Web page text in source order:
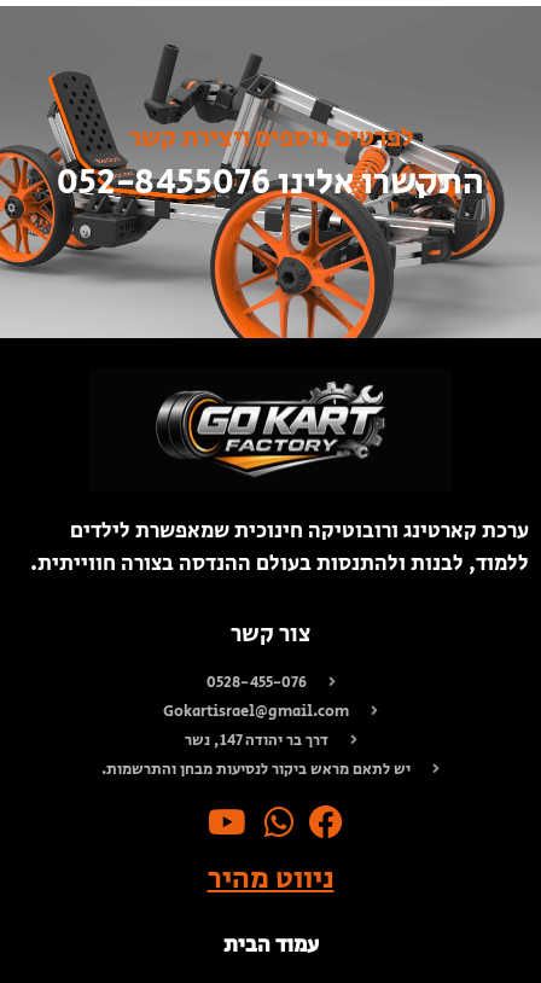
לפרטים נוספים ויצירת קשר
התקשרו אלינו 052-8455076
ערכת קארטינג ורובוטיקה חינוכית שמאפשרת לילדים
ללמוד, לבנות ולהתנסות בעולם ההנדסה בצורה חווייתית.
צור קשר
0528-455-076
Gokartisrael@gmail.com
דרך בר יהודה 147, נשר
יש לתאם מראש ביקור לנסיעות מבחן והתרשמות.
ניווט מהיר
עמוד הבית